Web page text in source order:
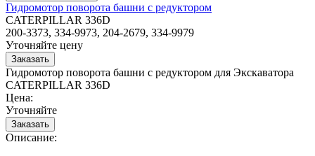
Гидромотор поворота башни с редуктором
CATERPILLAR 336D
200-3373, 334-9973, 204-2679, 334-9979
Уточняйте цену
Гидромотор поворота башни с редуктором для Экскаватора
CATERPILLAR 336D
Цена:
Уточняйте
Описание: